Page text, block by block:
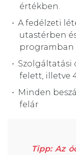
értékben.
A fedélzeti
utastérben
programban
Szolgáltatási
felett, illetve
Minden
felár
Tipp: Az